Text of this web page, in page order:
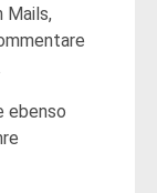
Mails,
ebenso